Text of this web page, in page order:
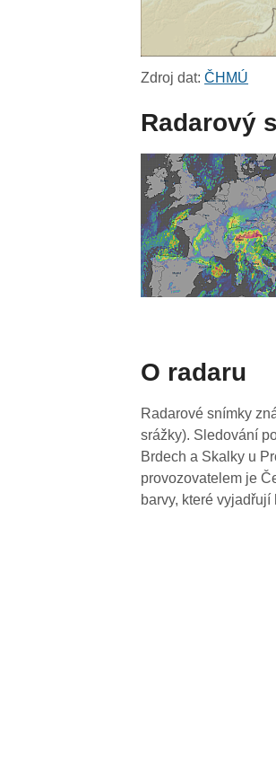
Zdroj dat:ČHMÚ
Radarový
O radaru
Radarové snímky
srážky). Sledování
Brdech a Skalky u
provozovatelem je
barvy, které